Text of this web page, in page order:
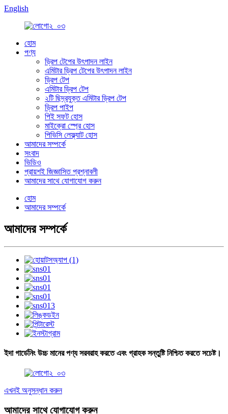
English
হোম
পণ্য
ড্রিপ টেপের উৎপাদন লাইন
এমিটার ড্রিপ টেপের উৎপাদন লাইন
ড্রিপ টেপ
এমিটার ড্রিপ টেপ
২টি ছিদ্রযুক্ত এমিটার ড্রিপ টেপ
ড্রিপ পাইপ
পিই সফট হোস
মাইক্রো স্প্রে হোস
পিভিসি লেফ্ল্যাট হোস
আমাদের সম্পর্কে
সংবাদ
ভিডিও
প্রায়শই জিজ্ঞাসিত প্রশ্নাবলী
আমাদের সাথে যোগাযোগ করুন
হোম
আমাদের সম্পর্কে
আমাদের সম্পর্কে
ইদা গার্ডেনিং উচ্চ মানের পণ্য সরবরাহ করতে এবং গ্রাহক সন্তুষ্টি নিশ্চিত করতে সচেষ্ট।
এখনই অনুসন্ধান করুন
আমাদের সাথে যোগাযোগ করুন